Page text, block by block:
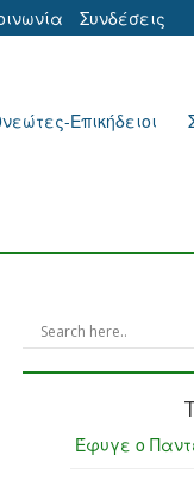
Συνδέσεις
Επικήδειοι
Έφυγε ο